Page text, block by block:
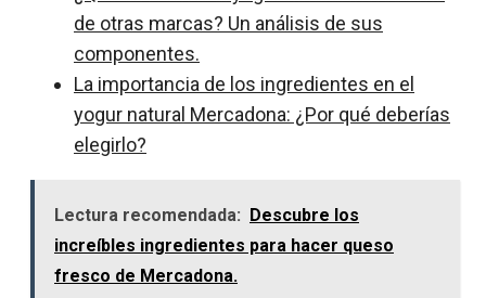
de otras marcas? Un análisis de sus
componentes.
La importancia de los ingredientes en el
yogur natural Mercadona: ¿Por qué deberías
elegirlo?
Lectura recomendada: Descubre los
increíbles ingredientes para hacer queso
fresco de Mercadona.